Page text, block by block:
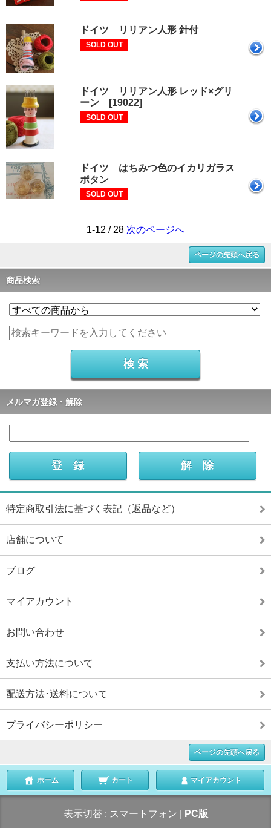
ドイツ リリアン人形 針付
SOLD OUT
ドイツ リリアン人形 レッド×グリ
ーン [19022]
SOLD OUT
ドイツ はちみつ色のイカリガラス
ボタン
SOLD OUT
1-12 / 28 次のページへ
ページの先頭へ戻る
商品検索
メルマガ登録・解除
特定商取引法に基づく表記（返品など）
店舗について
ブログ
マイアカウント
お問い合わせ
支払い方法について
配送方法･送料について
プライバシーポリシー
ページの先頭へ戻る
ホーム カート マイアカウント
表示切替 : スマートフォン PC版